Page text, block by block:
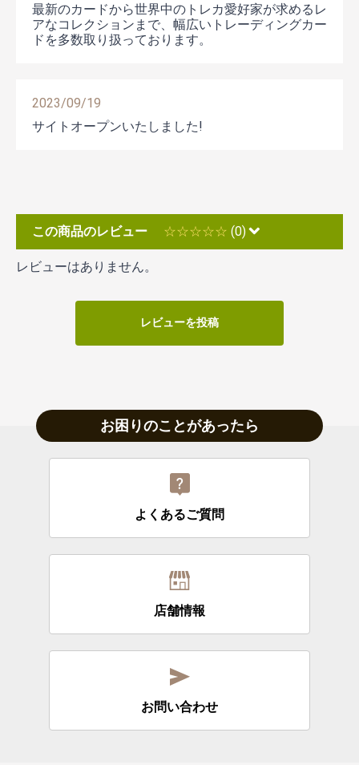
最新のカードから世界中のトレカ愛好家が求めるレ
アなコレクションまで、幅広いトレーディングカー
ドを多数取り扱っております。
2023/09/19
サイトオープンいたしました!
この商品のレビュー ☆☆☆☆☆ (0)
レビューはありません。
レビューを投稿
お困りのことがあったら
よくあるご質問
店舗情報
お問い合わせ